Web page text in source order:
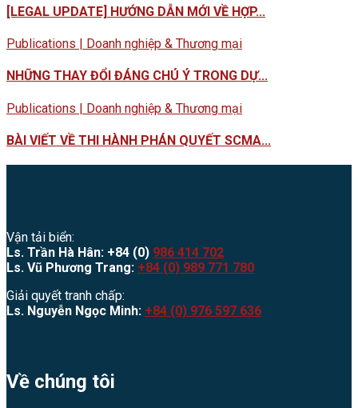
[LEGAL UPDATE] HƯỚNG DẪN MỚI VỀ HỢP...
Publications | Doanh nghiệp & Thương mại
NHỮNG THAY ĐỔI ĐÁNG CHÚ Ý TRONG DỰ...
Publications | Doanh nghiệp & Thương mại
BÀI VIẾT VỀ THI HÀNH PHÁN QUYẾT SCMA...
Vận tải biển:
Ls. Trần Hà Hân: +84 (0) 986 414 702
Ls. Vũ Phương Trang: +84 (0) 989 771 780
Giải quyết tranh chấp:
Ls. Nguyễn Ngọc Minh: +84 (0) 976 597 636
Về chúng tôi